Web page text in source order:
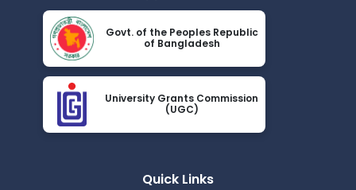
Govt. of the Peoples Republic
of Bangladesh
University Grants Commission
(UGC)
Quick Links